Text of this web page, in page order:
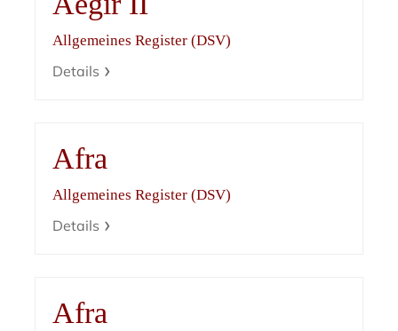
Allgemeines Register (DSV)
Details
Afra
Allgemeines Register (DSV)
Details
Afra